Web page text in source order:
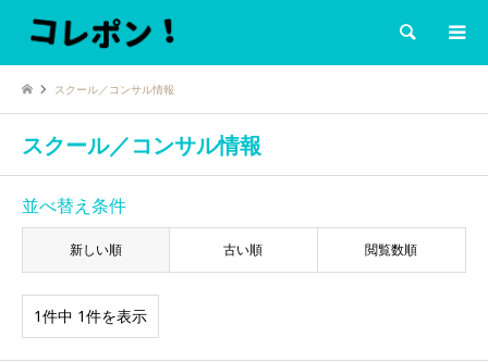
検索
スクール／コンサル情報
スクール／コンサル情報
並べ替え条件
新しい順 古い順 閲覧数順
1件中 1件を表示